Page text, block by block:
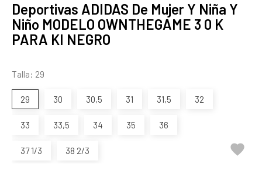
Deportivas ADIDAS De Mujer Y Niña Y
Niño MODELO OWNTHEGAME 3 0 K
PARA KI NEGRO
Talla: 29
29 30 30,5 31 31,5 32
33 33,5 34 35 36
37 1/3 38 2/3 